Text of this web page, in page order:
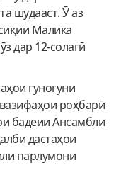
шудааст. Ӯ аз
Малика
дар 12-солагӣ
гуногуни
роҳбарӣ
бадеии Ансамбли
дастаҳои
парлумони